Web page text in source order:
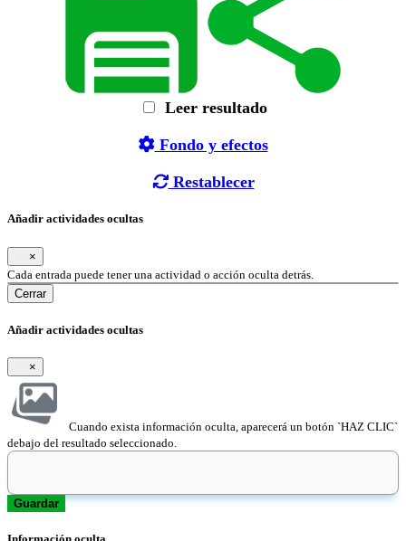
Leer resultado
Fondo y efectos
Restablecer
Añadir actividades ocultas
×
Cada entrada puede tener una actividad o acción oculta detrás.
Cerrar
Añadir actividades ocultas
×
Cuando exista información oculta, aparecerá un botón `HAZ CLIC`
debajo del resultado seleccionado.
Guardar